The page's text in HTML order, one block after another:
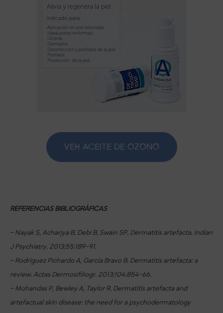
VER ACEITE DE OZONO
REFERENCIAS BIBLIOGRÁFICAS
– Nayak S, Acharjya B, Debi B, Swain SP. Dermatitis artefacta. Indian
J Psychiatry. 2013;55:189-91.
– Rodríguez Pichardo A, García Bravo B. Dermatitis artefacta: a
review. Actas Dermosifiliogr. 2013;104:854-66.
– Mohandas P, Bewley A, Taylor R. Dermatitis artefacta and
artefactual skin disease: the need for a psychodermatology